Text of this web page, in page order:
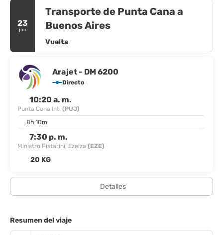
23
jun
Transporte de Punta Cana a
Buenos Aires
Vuelta
Arajet - DM 6200
Directo
10:20 a. m.
Punta Cana Intl (PUJ)
8h 10m
7:30 p. m.
Ministro Pistarini, Ezeiza (EZE)
20 KG
Detalles
Resumen del viaje